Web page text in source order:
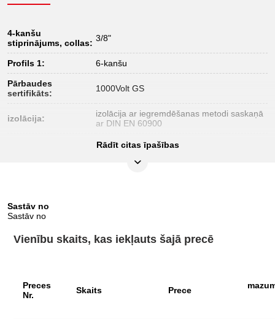
4-kanšu
stiprinājums, collas: 3/8"
Profils 1: 6-kanšu
Pārbaudes
sertifikāts:
1000Volt GS
izolācija:
izolācija ar iegremdēšanas metodi saskaņā
ar DIN EN 60900
IEC 60900
Rādīt citas īpašības
Sastāv no
Sastāv no
Vienību skaits, kas iekļauts šajā precē
Preces
Nr.
Skaits Prece